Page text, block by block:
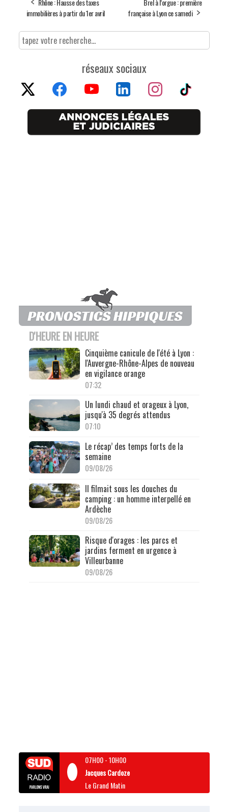
Rhône : Hausse des taxes
immobilières à partir du 1er avril
Brel à l’orgue : première
française à Lyon ce samedi
réseaux sociaux
D'HEURE EN HEURE
Cinquième canicule de l'été à Lyon :
l'Auvergne-Rhône-Alpes de nouveau
en vigilance orange
07:32
Un lundi chaud et orageux à Lyon,
jusqu'à 35 degrés attendus
07:10
Le récap’ des temps forts de la
semaine
09/08/26
Il filmait sous les douches du
camping : un homme interpellé en
Ardèche
09/08/26
Risque d'orages : les parcs et
jardins ferment en urgence à
Villeurbanne
09/08/26
07H00-10H00
Jacques Cardoze
Le Grand Matin